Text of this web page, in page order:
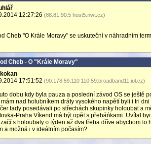
12:27:26 (88.81.90.5 host5.nwt.cz)
Cheb "O Krále Moravy" se uskuteční v náhradním
Cheb - O "Krále Moravy"
17:51:52 (90.178.59.110 110.59.broadband11.iol.cz)
dobu kdy byla pauza a poslední závod OS se ještě
nad holubníkem dráty vysokého napětí byli i tri
tady posedávali po střechách skupinky holoubat a
Praha Víkend má být opět s přeháńkami. Uvítal
s holoubaty o týden až dva třeba dříve abychom
a možná i v ideálním počasím?